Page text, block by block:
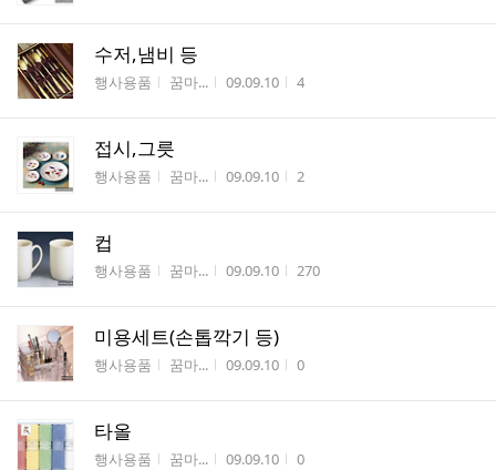
수저,냄비 등
게시판명
행사용품 작성자
꿈마... 작성시간
09.09.10 조회수
4
접시,그릇
게시판명
행사용품 작성자
꿈마... 작성시간
09.09.10 조회수
2
컵
게시판명
행사용품 작성자
꿈마... 작성시간
09.09.10 조회수
270
미용세트(손톱깍기 등)
게시판명
행사용품 작성자
꿈마... 작성시간
09.09.10 조회수
0
타올
게시판명
행사용품 작성자
꿈마... 작성시간
09.09.10 조회수
0